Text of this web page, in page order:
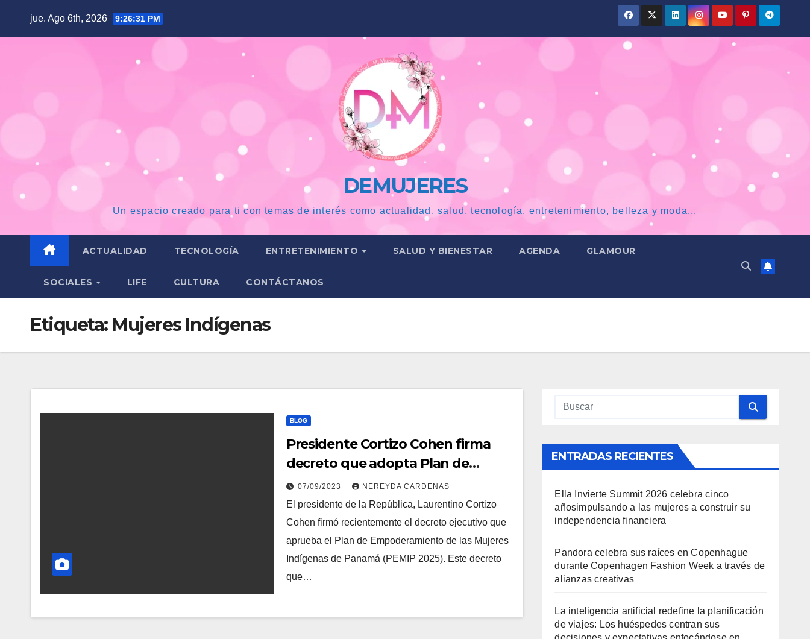
jue. Ago 6th, 2026 9:26:32 PM
DEMUJERES
Un espacio creado para ti con temas de interés como actualidad, salud, tecnología, entretenimiento, belleza y moda...
ACTUALIDAD TECNOLOGÍA ENTRETENIMIENTO SALUD Y BIENESTAR AGENDA GLAMOUR
SOCIALES LIFE CULTURA CONTÁCTANOS
Etiqueta: Mujeres Indígenas
BLOG
Presidente Cortizo Cohen firma
decreto que adopta Plan de
Empoderamiento de las Mujeres
Indígenas de Panamá
07/09/2023 NEREYDA CARDENAS
El presidente de la República, Laurentino Cortizo
Cohen firmó recientemente el decreto ejecutivo que
aprueba el Plan de Empoderamiento de las Mujeres
Indígenas de Panamá (PEMIP 2025). Este decreto
que…
ENTRADAS RECIENTES
Ella Invierte Summit 2026 celebra cinco
añosimpulsando a las mujeres a construir su
independencia financiera
Pandora celebra sus raíces en Copenhague
durante Copenhagen Fashion Week a través de
alianzas creativas
La inteligencia artificial redefine la planificación
de viajes: Los huéspedes centran sus